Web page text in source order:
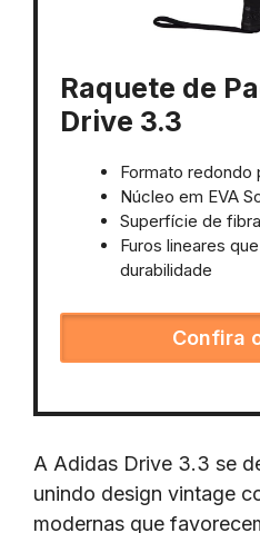
Raquete de
Drive 3.3
Formato redondo
Núcleo em EVA
Superfície de
Furos lineares
durabilidade
Confira
A Adidas Drive 3.3 se
unindo design vintage
modernas que